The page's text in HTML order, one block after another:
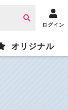
ログイン
オリジナル